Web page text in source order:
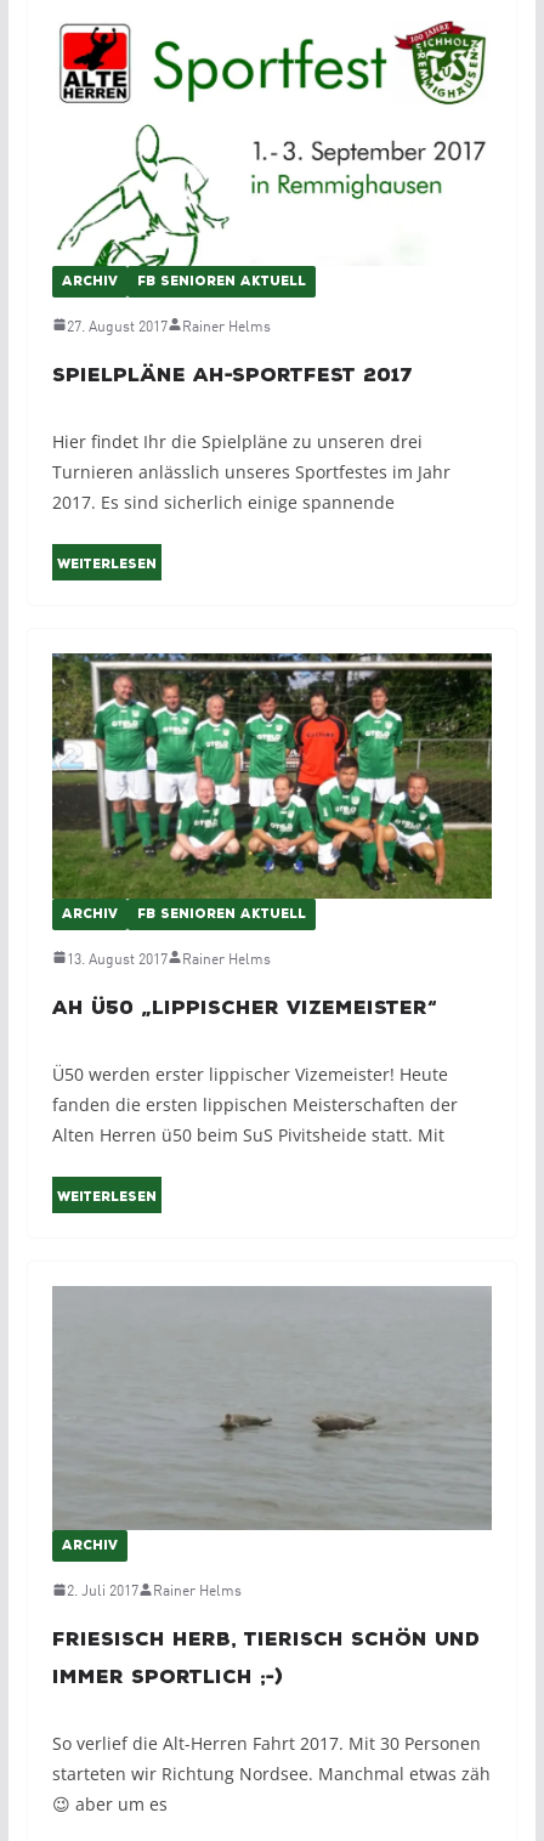
ARCHIV FB SENIOREN AKTUELL
27. August 2017 Rainer Helms
Spielpläne AH-Sportfest 2017
Hier findet Ihr die Spielpläne zu unseren drei
Turnieren anlässlich unseres Sportfestes im Jahr
2017. Es sind sicherlich einige spannende
Weiterlesen
ARCHIV FB SENIOREN AKTUELL
13. August 2017 Rainer Helms
AH Ü50 „Lippischer Vizemeister“
Ü50 werden erster lippischer Vizemeister! Heute
fanden die ersten lippischen Meisterschaften der
Alten Herren ü50 beim SuS Pivitsheide statt. Mit
Weiterlesen
ARCHIV
2. Juli 2017 Rainer Helms
Friesisch herb, tierisch schön und
immer sportlich ;-)
So verlief die Alt-Herren Fahrt 2017. Mit 30 Personen
starteten wir Richtung Nordsee. Manchmal etwas zäh
😉 aber um es